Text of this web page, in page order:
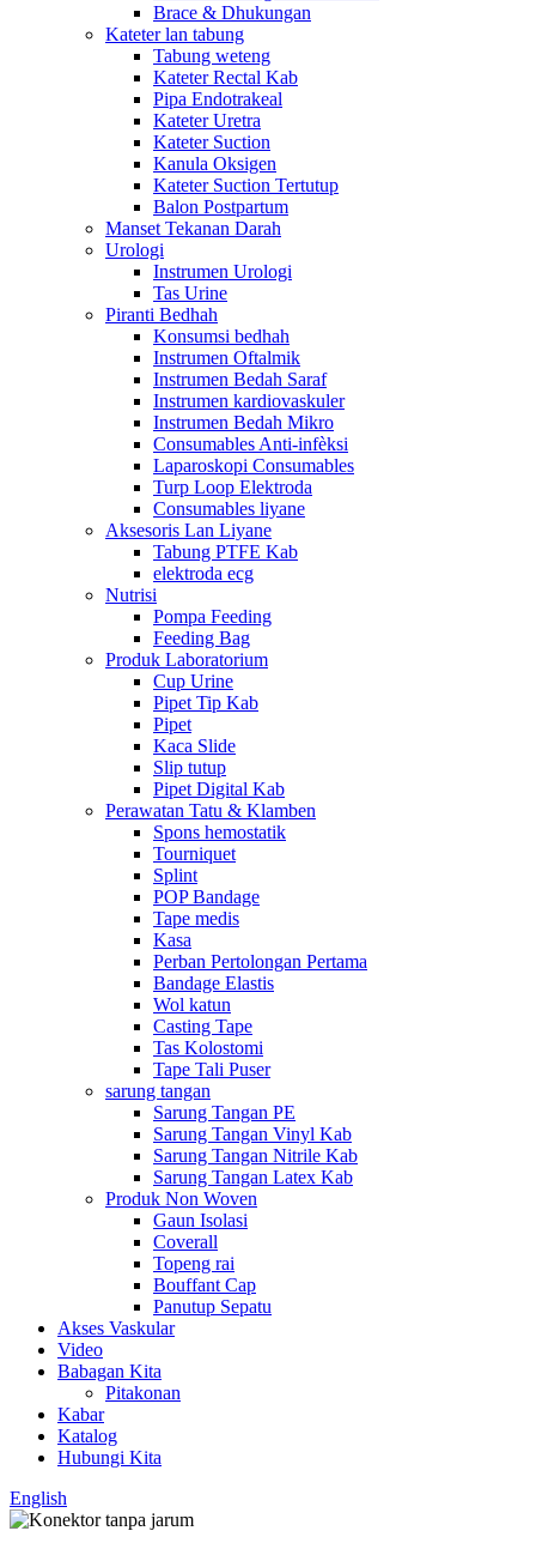
Brace & Dhukungan
Kateter lan tabung
Tabung weteng
Kateter Rectal Kab
Pipa Endotrakeal
Kateter Uretra
Kateter Suction
Kanula Oksigen
Kateter Suction Tertutup
Balon Postpartum
Manset Tekanan Darah
Urologi
Instrumen Urologi
Tas Urine
Piranti Bedhah
Konsumsi bedhah
Instrumen Oftalmik
Instrumen Bedah Saraf
Instrumen kardiovaskuler
Instrumen Bedah Mikro
Consumables Anti-infèksi
Laparoskopi Consumables
Turp Loop Elektroda
Consumables liyane
Aksesoris Lan Liyane
Tabung PTFE Kab
elektroda ecg
Nutrisi
Pompa Feeding
Feeding Bag
Produk Laboratorium
Cup Urine
Pipet Tip Kab
Pipet
Kaca Slide
Slip tutup
Pipet Digital Kab
Perawatan Tatu & Klamben
Spons hemostatik
Tourniquet
Splint
POP Bandage
Tape medis
Kasa
Perban Pertolongan Pertama
Bandage Elastis
Wol katun
Casting Tape
Tas Kolostomi
Tape Tali Puser
sarung tangan
Sarung Tangan PE
Sarung Tangan Vinyl Kab
Sarung Tangan Nitrile Kab
Sarung Tangan Latex Kab
Produk Non Woven
Gaun Isolasi
Coverall
Topeng rai
Bouffant Cap
Panutup Sepatu
Akses Vaskular
Video
Babagan Kita
Pitakonan
Kabar
Katalog
Hubungi Kita
English